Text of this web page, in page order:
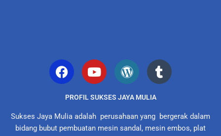
PROFIL SUKSES JAYA MULIA
Sukses Jaya Mulia adalah perusahaan yang bergerak dalam
bidang bubut pembuatan mesin sandal, mesin embos, plat